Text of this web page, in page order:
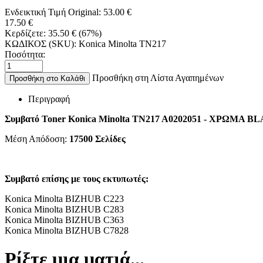
Ενδεικτική Τιμή Original: 53.00 €
17.50 €
Κερδίζετε: 35.50 € (67%)
ΚΩΔΙΚΟΣ (SKU): Konica Minolta TN217
Ποσότητα:
Προσθήκη στο Καλάθι Προσθήκη στη Λίστα Αγαπημένων
Περιγραφή
Συμβατό Toner Konica Minolta TN217 A0202051 - ΧΡΩΜΑ
Μέση Απόδοση: 17500 Σελίδες
Συμβατό επίσης με τους εκτυπωτές:
Konica Minolta BIZHUB C223
Konica Minolta BIZHUB C283
Konica Minolta BIZHUB C363
Konica Minolta BIZHUB C7828